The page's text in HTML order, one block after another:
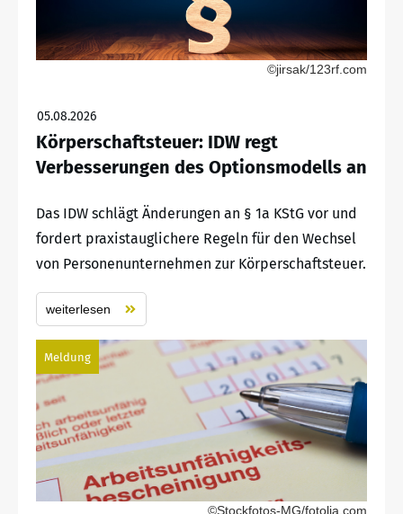
©jirsak/123rf.com
05.08.2026
Körperschaftsteuer: IDW regt
Verbesserungen des Optionsmodells an
Das IDW schlägt Änderungen an § 1a KStG vor und
fordert praxistauglichere Regeln für den Wechsel
von Personenunternehmen zur Körperschaftsteuer.
weiterlesen
Meldung
©Stockfotos-MG/fotolia.com